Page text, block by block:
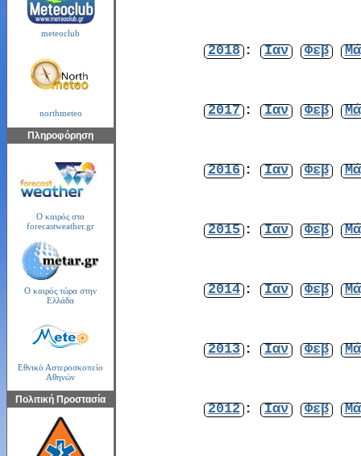
meteoclub
northmeteo
Πληροφόρηση
Ο καιρός στο
forecastweather.gr
Ο καιρός τώρα στην
Ελλάδα
Εθνικό Αστεροσκοπείο
Αθηνών
Πολιτική Προστασία
2018 : Ιαν Φεβ
2017 : Ιαν Φεβ
2016 : Ιαν Φεβ
2015 : Ιαν Φεβ
2014 : Ιαν Φεβ
2013 : Ιαν Φεβ
2012 : Ιαν Φεβ